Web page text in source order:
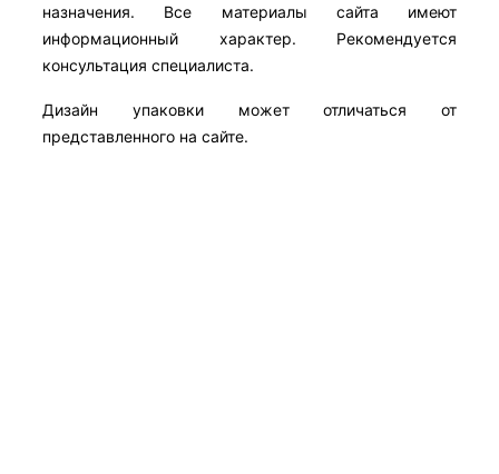
назначения. Все материалы сайта имеют
информационный характер. Рекомендуется
консультация специалиста.
Дизайн упаковки может отличаться от
представленного на сайте.